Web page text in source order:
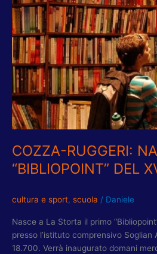
COZZA-RUGGERI:
“BIBLIOPOINT” DEL
cultura e sport, scuola / Daniele
Nasce a La Storta il primo
presso l’istituto comprensivo Soglian
18.700. Verrà inaugurato domani
PRIMO
“BIBLIOPOINT”
DEL
XV
MUNICIPIO